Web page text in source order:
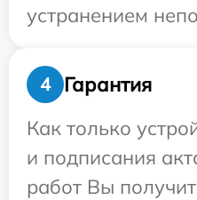
устранением
4
Гарантия
Как только
и подписания
работ Вы